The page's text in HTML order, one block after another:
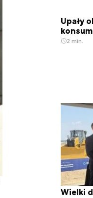
Upały
2 min.
Wielki